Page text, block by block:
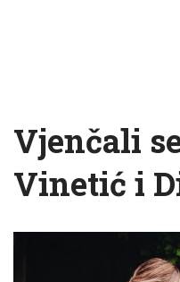
Vjenčali
Vinetić i